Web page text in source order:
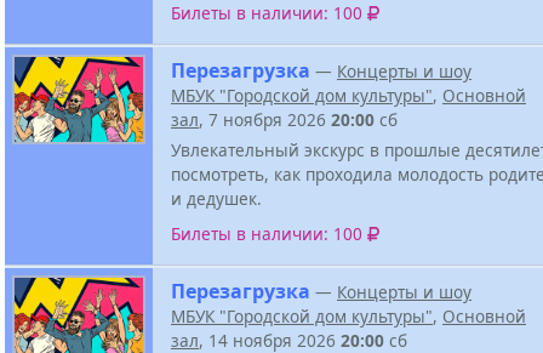
Билеты в наличии: 100
Перезагрузка — Концерты и шоу
МБУК "Городской дом культуры", Основной
зал, 7 ноября 2026 20:00 сб
Увлекательный экскурс в прошлые
посмотреть, как проходила молодость
и дедушек.
Билеты в наличии: 100
Перезагрузка — Концерты и шоу
МБУК "Городской дом культуры", Основной
зал, 14 ноября 2026 20:00 сб